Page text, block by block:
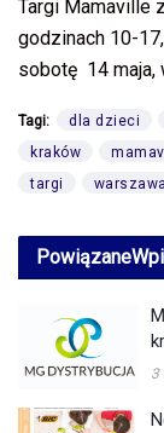
Targi Mamaville
godzinach 10-
sobotę 14 maja,
Tagi: dla dzieci
kraków
targi
warszawa
Powiązane
3